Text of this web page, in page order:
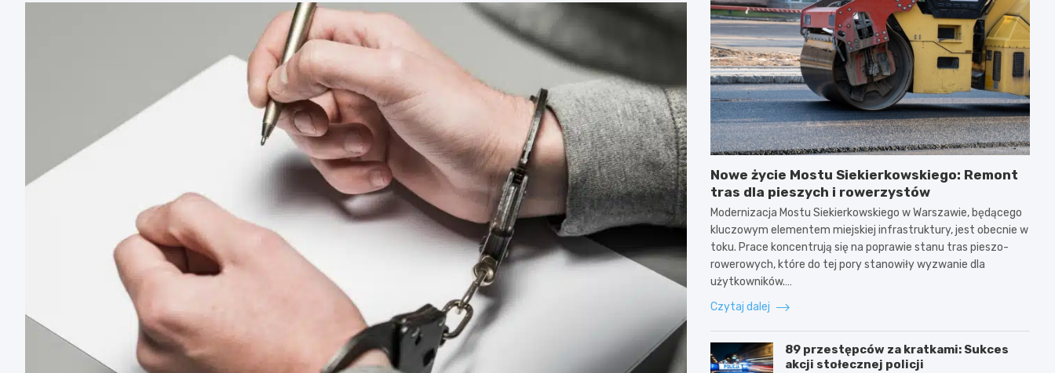
Nowe życie Mostu Siekierkowskiego: Remont
tras dla pieszych i rowerzystów
Modernizacja Mostu Siekierkowskiego w Warszawie, będącego
kluczowym elementem miejskiej infrastruktury, jest obecnie w
toku. Prace koncentrują się na poprawie stanu tras pieszo-
rowerowych, które do tej pory stanowiły wyzwanie dla
użytkowników.…
Czytaj dalej
89 przestępców za kratkami: Sukces
akcji stołecznej policji